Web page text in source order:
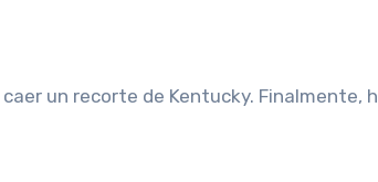
un recorte de Kentucky. Finalmente,